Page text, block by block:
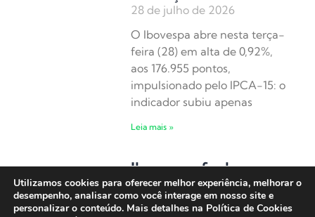
28 de julho de 2026
O Ibovespa abre nesta terça-
feira (28) em alta de 0,92%,
aos 176.955 pontos,
impulsionado pelo IPCA-15: o
indicador subiu apenas
Leia mais »
Ibovespa fecha em
alta com sinais de
arrefecimento entre
Utilizamos cookies para oferecer melhor experiência, melhorar o
desempenho, analisar como você interage em nosso site e
personalizar o conteúdo. Mais detalhes na Política de Cookies